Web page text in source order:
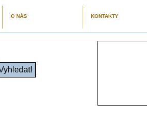
O NÁS KONTAKTY